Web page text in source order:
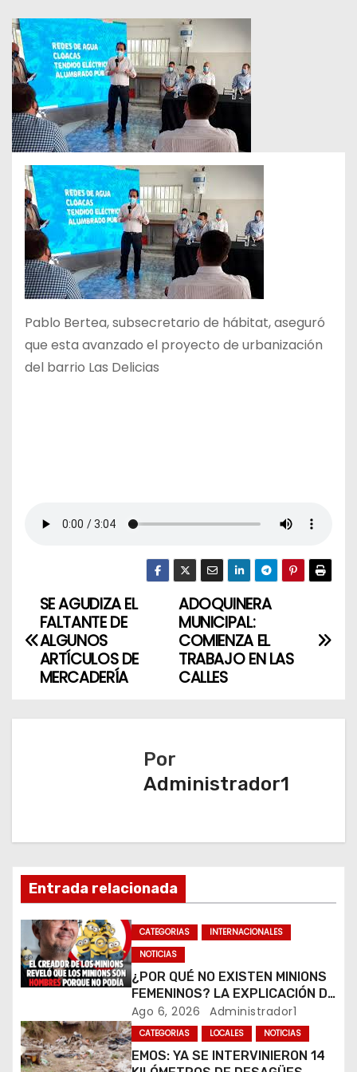
Pablo Bertea, subsecretario de hábitat, aseguró
que esta avanzado el proyecto de urbanización
del barrio Las Delicias
N
a
e
i
ó
n
d
e
e
n
ADOQUINERA
MUNICIPAL:
COMIENZA EL
TRABAJO EN LAS
CALLES
SE AGUDIZA EL
FALTANTE DE
ALGUNOS
ARTÍCULOS DE
MERCADERÍA
Por
Administrador1
Entrada relacionada
CATEGORIAS
INTERNACIONALES
NOTICIAS
¿POR QUÉ NO EXISTEN MINIONS
FEMENINOS? LA EXPLICACIÓN DE
SU CREADOR QUE VOLVIÓ A
VIRALIZARSE
Ago 6, 2026 Administrador1
CATEGORIAS LOCALES NOTICIAS
EMOS: YA SE INTERVINIERON 14